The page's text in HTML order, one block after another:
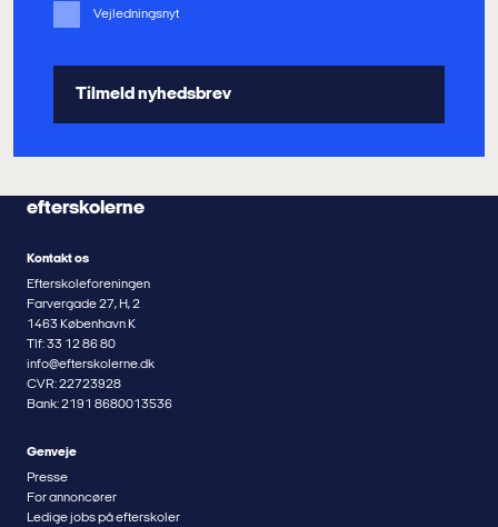
Vejledningsnyt
efterskolerne
Kontakt os
Efterskoleforeningen
Farvergade 27, H, 2
1463 København K
Tlf: 33 12 86 80
info@efterskolerne.dk
CVR: 22723928
Bank: 2191 8680013536
Genveje
Presse
For annoncører
Ledige jobs på efterskoler